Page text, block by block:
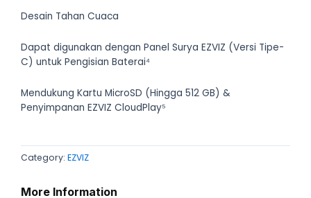
Desain Tahan Cuaca
Dapat digunakan dengan Panel Surya EZVIZ (Versi Tipe-
C) untuk Pengisian Baterai⁴
Mendukung Kartu MicroSD (Hingga 512 GB) &
Penyimpanan EZVIZ CloudPlay⁵
Category: EZVIZ
More Information